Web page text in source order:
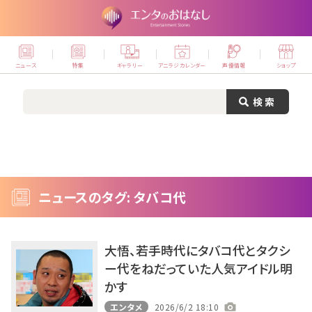
ニュース 特集 ギャラリー アニラジカレンダー 声優情報 ショップ
ニュースのタグ: タバコ代
大悟、若手時代にタバコ代とタクシ
ー代をねだっていた人気アイドル明
かす
エンタメ 2026/6/2 18:10